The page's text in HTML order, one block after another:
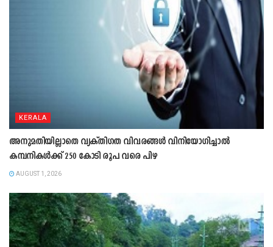
KERALA
അനുമതിയില്ലാതെ വ്യക്തിഗത വിവരങ്ങൾ വിനിയോഗിച്ചാൽ
കമ്പനികൾക്ക് 250 കോടി രൂപ വരെ പിഴ
AUGUST 1, 2026